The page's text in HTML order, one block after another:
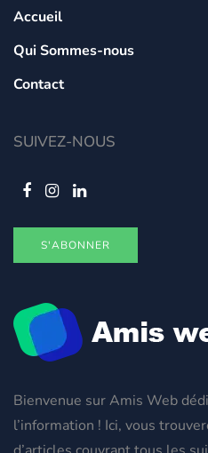
Bienvenue sur Amis Web
l’information ! Ici, vous
Accueil
Qui Sommes-nous
Contact
SUIVEZ-NOUS
S'ABONNER